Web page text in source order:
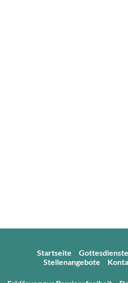
Startseite Gottesdienste
Stellenangebote